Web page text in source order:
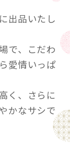
出品いたし
で、こだわ
愛情いっぱ
く、さらに
かなサシで